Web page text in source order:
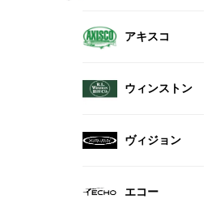
アキスコ
ウィンストン
ヴィジョン
エコー